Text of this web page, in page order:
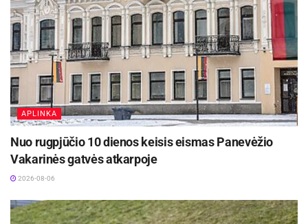
APLINKA
Nuo rugpjūčio 10 dienos keisis eismas Panevėžio
Vakarinės gatvės atkarpoje
2026-08-06